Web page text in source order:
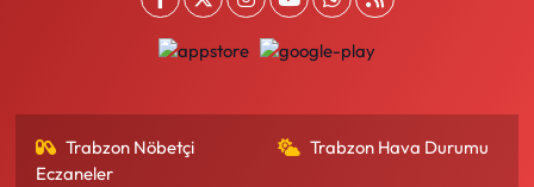
Trabzon Nöbetçi
Eczaneler
Trabzon Hava Durumu